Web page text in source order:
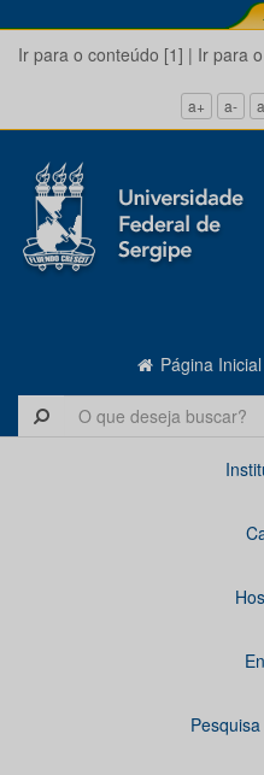
Ir para o conteúdo [1] | Ir para
a+ a- a
Página Inicial